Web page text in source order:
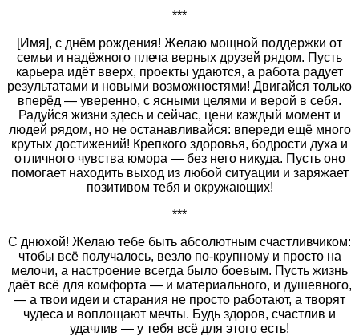
***
[Имя], с днём рождения! Желаю мощной поддержки от
семьи и надёжного плеча верных друзей рядом. Пусть
карьера идёт вверх, проекты удаются, а работа радует
результатами и новыми возможностями! Двигайся только
вперёд — уверенно, с ясными целями и верой в себя.
Радуйся жизни здесь и сейчас, цени каждый момент и
людей рядом, но не останавливайся: впереди ещё много
крутых достижений! Крепкого здоровья, бодрости духа и
отличного чувства юмора — без него никуда. Пусть оно
помогает находить выход из любой ситуации и заряжает
позитивом тебя и окружающих!
***
С днюхой! Желаю тебе быть абсолютным счастливчиком:
чтобы всё получалось, везло по‑крупному и просто на
мелочи, а настроение всегда было боевым. Пусть жизнь
даёт всё для комфорта — и материального, и душевного,
— а твои идеи и старания не просто работают, а творят
чудеса и воплощают мечты. Будь здоров, счастлив и
удачлив — у тебя всё для этого есть!